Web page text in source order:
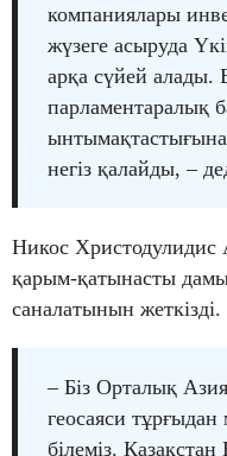
компаниялары
жүзеге асыруда
арқа сүйей алады.
парламентаралық
негіз қалайды, –
Никос Христодулидис
қарым-қатынасты
саналатынын жеткізді.
– Біз Орталық
геосаяси
білеміз.